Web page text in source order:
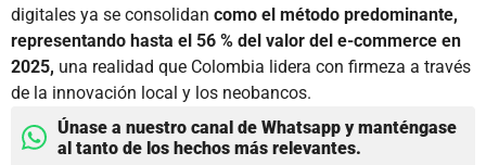
digitales ya se consolidan como el método predominante,
representando hasta el 56 % del valor del e-commerce en
2025, una realidad que Colombia lidera con firmeza a través
de la innovación local y los neobancos.
Únase a nuestro canal de Whatsapp y manténgase
al tanto de los hechos más relevantes.